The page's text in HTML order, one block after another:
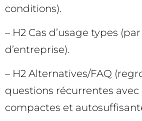
conditions).
– H2 Cas d’usage types
d’entreprise).
– H2 Alternatives/FAQ
questions récurrentes avec
compactes et